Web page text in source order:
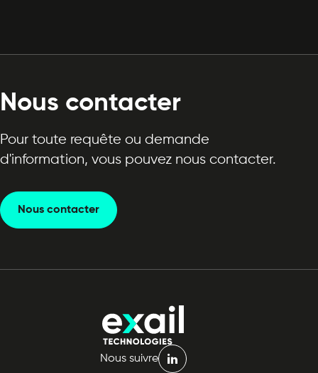
Nous contacter
Pour toute requête ou demande
d'information, vous pouvez nous contacter.
Nous contacter
Nous suivre
linkedin